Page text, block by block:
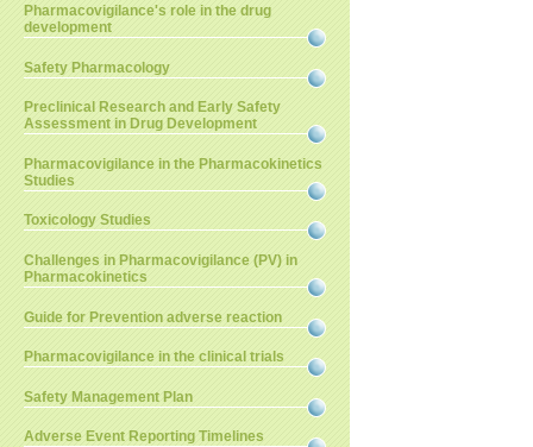
Pharmacovigilance's role in the drug
development
Safety Pharmacology
Preclinical Research and Early Safety
Assessment in Drug Development
Pharmacovigilance in the Pharmacokinetics
Studies
Toxicology Studies
Challenges in Pharmacovigilance (PV) in
Pharmacokinetics
Guide for Prevention adverse reaction
Pharmacovigilance in the clinical trials
Safety Management Plan
Adverse Event Reporting Timelines